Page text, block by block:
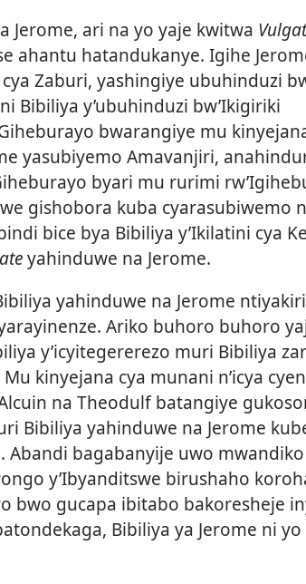
Jerome, ari na yo yaje kwitwa
ahantu hatandukanye. Igihe
Zaburi, yashingiye ubuhinduzi
ni Bibiliya y’ubuhinduzi bw’Ikigiriki
bwarangiye mu
yasubiyemo Amavanjiri,
byari mu rurimi
gishobora kuba cyarasubiwemo
bice bya Bibiliya y’Ikilatini cya
yahinduwe na Jerome.
yahinduwe na Jerome
Ariko buhoro buhoro
y’icyitegererezo muri Bibiliya
kinyejana cya munani n’icya
na Theodulf batangiye
Bibiliya yahinduwe na Jerome
Abandi bagabanyije uwo
y’Ibyanditswe birushaho
bwo gucapa ibitabo bakoresheje
Bibiliya ya Jerome ni